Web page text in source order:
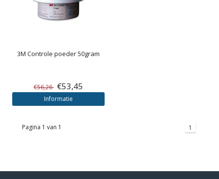
3M Controle poeder 50gram
€56,26 €53,45
Informatie
Pagina 1 van 1 1